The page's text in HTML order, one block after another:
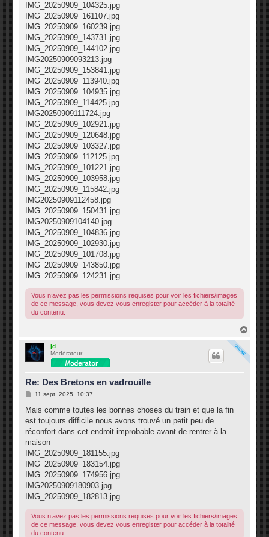
IMG_20250909_104325.jpg
IMG_20250909_161107.jpg
IMG_20250909_160239.jpg
IMG_20250909_143731.jpg
IMG_20250909_144102.jpg
IMG20250909093213.jpg
IMG_20250909_153841.jpg
IMG_20250909_113940.jpg
IMG_20250909_104935.jpg
IMG_20250909_114425.jpg
IMG20250909111724.jpg
IMG_20250909_102921.jpg
IMG_20250909_120648.jpg
IMG_20250909_103327.jpg
IMG_20250909_112125.jpg
IMG_20250909_101221.jpg
IMG_20250909_103958.jpg
IMG_20250909_115842.jpg
IMG20250909112458.jpg
IMG_20250909_150431.jpg
IMG20250909104140.jpg
IMG_20250909_104836.jpg
IMG_20250909_102930.jpg
IMG_20250909_101708.jpg
IMG_20250909_143850.jpg
IMG_20250909_124231.jpg
Vous n’avez pas les permissions requises pour voir les fichiers/images
de ce message, vous devez vous enregister pour accéder à la totalité
du contenu.
t
jd
Modérateur
Re: Des Bretons en vadrouille
M
s
a
g
11 sept. 2025, 10:37
Mais comme toutes les bonnes choses du train et que la fin
est toujours difficile nous avons trouvé un petit peu de
réconfort dans cet endroit improbable avant de rentrer à la
maison
IMG_20250909_181155.jpg
IMG_20250909_183154.jpg
IMG_20250909_174956.jpg
IMG20250909180903.jpg
IMG_20250909_182813.jpg
Vous n’avez pas les permissions requises pour voir les fichiers/images
de ce message, vous devez vous enregister pour accéder à la totalité
du contenu.